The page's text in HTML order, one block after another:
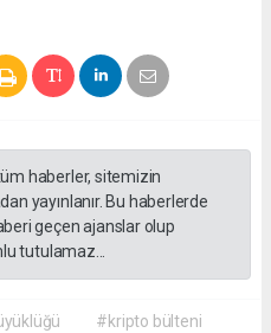
haberler, sitemizin
yayınlanır. Bu haberlerde
geçen ajanslar olup
tutulamaz...
#kripto bülteni